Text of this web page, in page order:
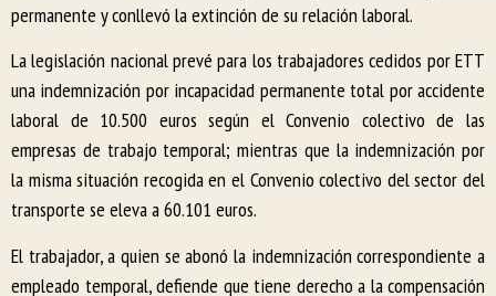
permanente y conllevó la extinción de su relación laboral.
La legislación nacional prevé para los trabajadores cedidos por ETT
una indemnización por incapacidad permanente total por accidente
laboral de 10.500 euros según el Convenio colectivo de las
empresas de trabajo temporal; mientras que la indemnización por
la misma situación recogida en el Convenio colectivo del sector del
transporte se eleva a 60.101 euros.
El trabajador, a quien se abonó la indemnización correspondiente a
empleado temporal, defiende que tiene derecho a la compensación